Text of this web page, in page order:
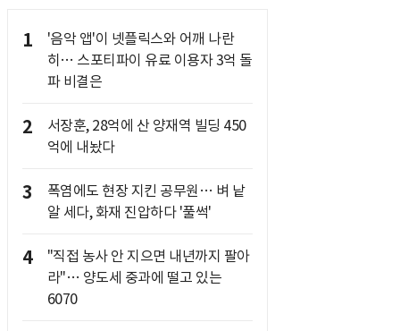
1
'음악 앱'이 넷플릭스와 어깨 나란
히… 스포티파이 유료 이용자 3억 돌
파 비결은
2
서장훈, 28억에 산 양재역 빌딩 450
억에 내놨다
3
폭염에도 현장 지킨 공무원… 벼 낱
알 세다, 화재 진압하다 '풀썩'
4
"직접 농사 안 지으면 내년까지 팔아
라"… 양도세 중과에 떨고 있는
6070